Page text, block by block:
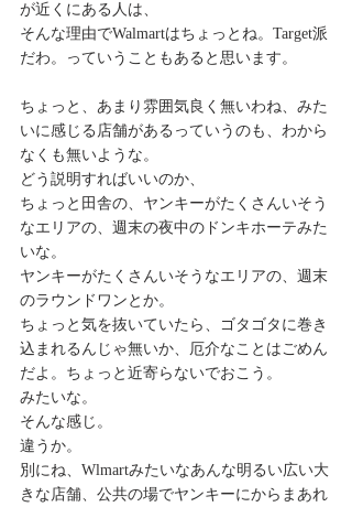
が近くにある人は、
そんな理由でWalmartはちょっとね。Target派
だわ。っていうこともあると思います。
ちょっと、あまり雰囲気良く無いわね、みた
いに感じる店舗があるっていうのも、わから
なくも無いような。
どう説明すればいいのか、
ちょっと田舎の、ヤンキーがたくさんいそう
なエリアの、週末の夜中のドンキホーテみた
いな。
ヤンキーがたくさんいそうなエリアの、週末
のラウンドワンとか。
ちょっと気を抜いていたら、ゴタゴタに巻き
込まれるんじゃ無いか、厄介なことはごめん
だよ。ちょっと近寄らないでおこう。
みたいな。
そんな感じ。
違うか。
別にね、Wlmartみたいなあんな明るい広い大
きな店舗、公共の場でヤンキーにからまあれ